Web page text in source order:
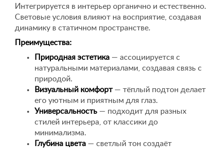
Интегрируется в интерьер органично и естественно.
Световые условия влияют на восприятие, создавая
динамику в статичном пространстве.
Преимущества:
Природная эстетика — ассоциируется с
натуральными материалами, создавая связь с
природой.
Визуальный комфорт— тёплый подтон делает
его уютным и приятным для глаз.
Универсальность — подходит для разных
стилей интерьера, от классики до
минимализма.
Глубина цвета — светлый тон создаёт